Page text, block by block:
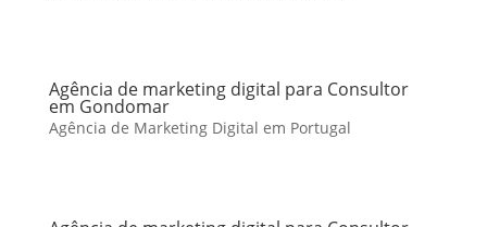
Agência de marketing digital para Consultor
em Gondomar
Agência de Marketing Digital em Portugal